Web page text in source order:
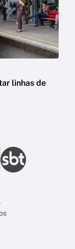
linhas de